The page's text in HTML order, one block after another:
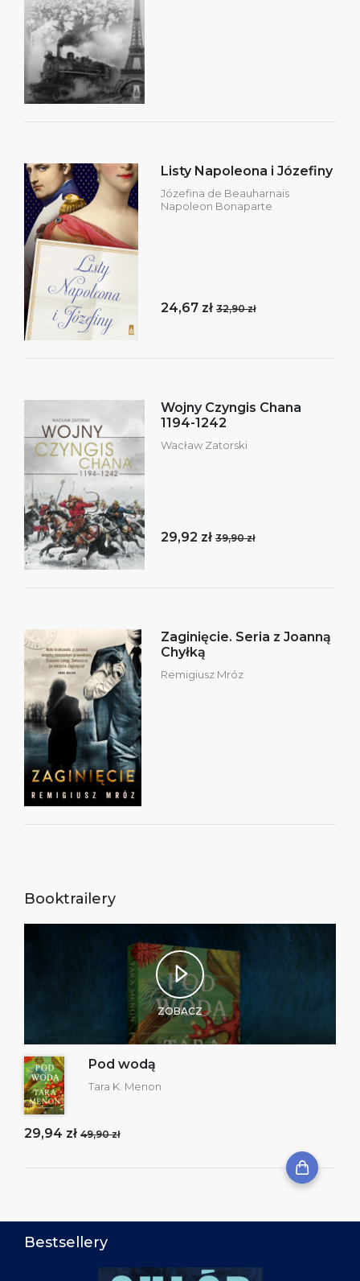
Listy Napoleona i Józefiny
Józefina de Beauharnais
Napoleon Bonaparte
24,67 zł 32,90 zł
Wojny Czyngis Chana
1194-1242
Wacław Zatorski
29,92 zł 39,90 zł
Zaginięcie. Seria z Joanną
Chyłką
Remigiusz Mróz
Booktrailery
ZOBACZ
Pod wodą
Tara K. Menon
29,94 zł 49,90 zł
Bestsellery